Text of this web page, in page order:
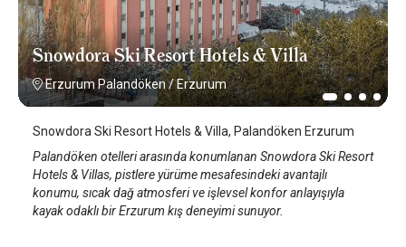
Snowdora Ski Resort Hotels & Villa
Erzurum Palandöken/Erzurum
Snowdora Ski Resort Hotels & Villa, Palandöken Erzurum
Palandöken otelleri arasında konumlanan Snowdora Ski Resort
Hotels & Villas, pistlere yürüme mesafesindeki avantajlı
konumu, sıcak dağ atmosferi ve işlevsel konfor anlayışıyla
kayak odaklı bir Erzurum kış deneyimi sunuyor.